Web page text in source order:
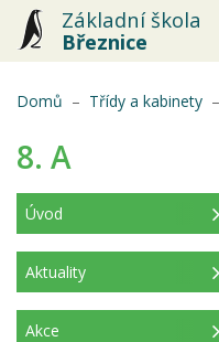
Základní škola
Březnice
Domů Třídy a kabinety
8. A
Úvod
(aktuální)
Aktuality
Akce